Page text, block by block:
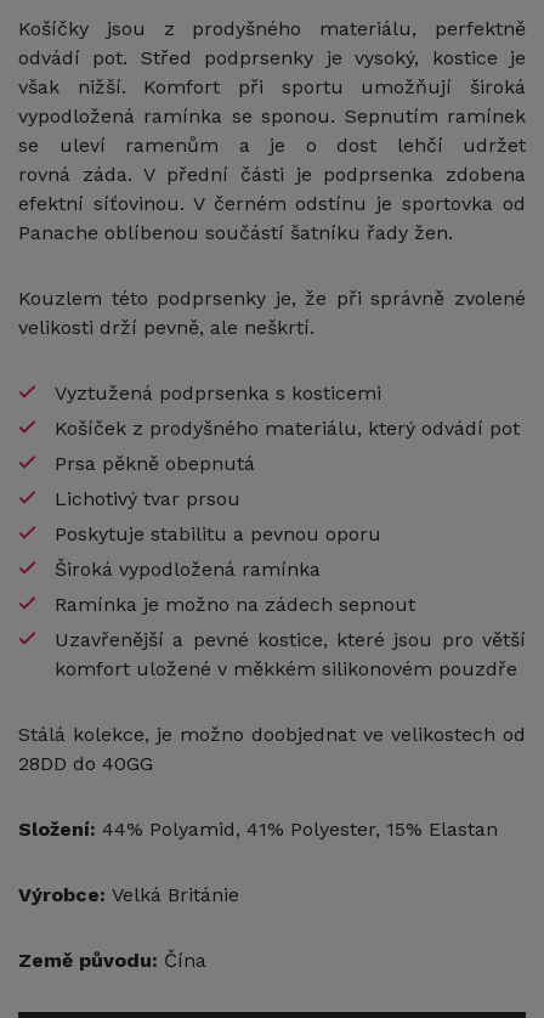
Košíčky jsou z prodyšného materiálu, perfektně
odvádí pot. Střed podprsenky je vysoký, kostice je
však nižší. Komfort při sportu umožňují široká
vypodložená ramínka se sponou. Sepnutím ramínek
se uleví ramenům a je o dost lehčí udržet
rovná záda. V přední části je podprsenka zdobena
efektní síťovinou. V černém odstínu je sportovka od
Panache oblíbenou součástí šatníku řady žen.
Kouzlem této podprsenky je, že při správně zvolené
velikosti drží pevně, ale neškrtí.
Vyztužená podprsenka s kosticemi
Košíček z prodyšného materiálu, který odvádí pot
Prsa pěkně obepnutá
Lichotivý tvar prsou
Poskytuje stabilitu a pevnou oporu
Široká vypodložená ramínka
Ramínka je možno na zádech sepnout
Uzavřenější a pevné kostice, které jsou pro větší
komfort uložené v měkkém silikonovém pouzdře
Stálá kolekce, je možno doobjednat ve velikostech od
28DD do 40GG
Složení: 44% Polyamid, 41% Polyester, 15% Elastan
Výrobce: Velká Británie
Země původu: Čína